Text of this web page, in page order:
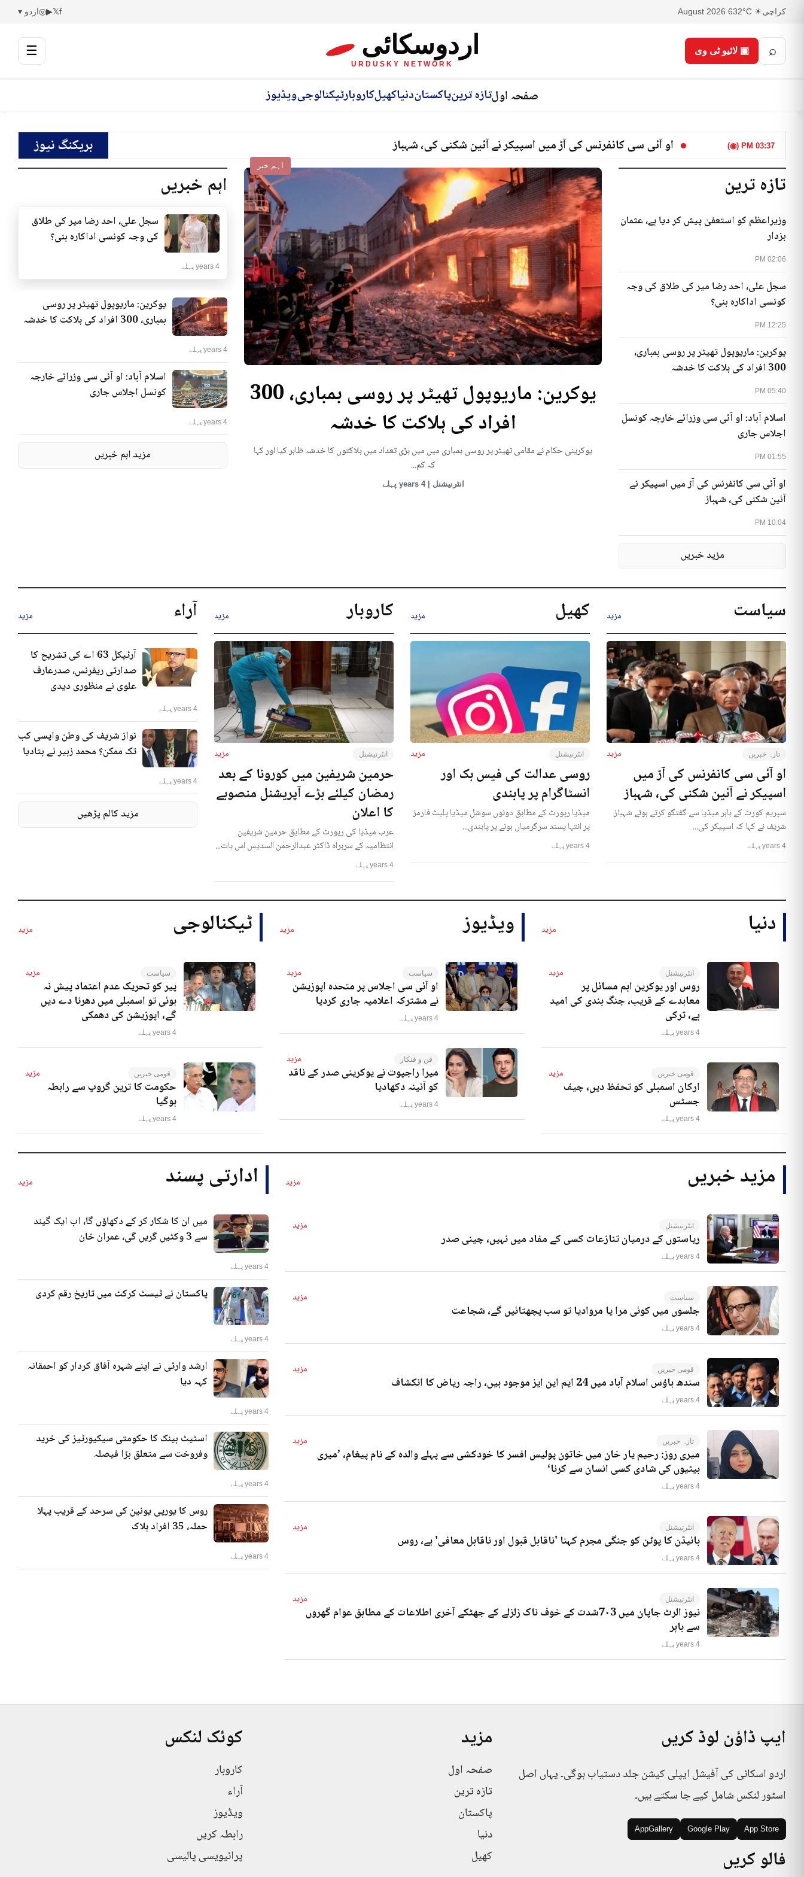
کراچی☀ 32°C
6 August 2026
f
𝕏
▶
◎اردو ▾
⌕ ▣ لائیو ٹی وی اردوسکائی
URDUSKY NETWORK
☰
صفحہ اولتازہ ترینپاکستاندنیاکھیلکاروبارٹیکنالوجیویڈیوز
03:37 PM (◉) او آئی سی کانفرنس کی آڑ میں اسپیکر نے آئین شکنی کی، شہباز بریکنگ نیوز
تازہ ترین
02:06 PM
وزیراعظم کو استعفیٰ پیش کر دیا ہے، عثمان
بزدار
12:25 PM
سجل علی، احد رضا میر کی طلاق کی وجہ
کونسی اداکارہ بنی؟
05:40 PM
یوکرین: ماریوپول تھیٹر پر روسی بمباری،
300 افراد کی ہلاکت کا خدشہ
01:55 PM
اسلام آباد: او آئی سی وزرائے خارجہ کونسل
اجلاس جاری
10:04 PM
او آئی سی کانفرنس کی آڑ میں اسپیکر نے
آئین شکنی کی، شہباز
مزید خبریں
اہم خبر
یوکرین: ماریوپول تھیٹر پر روسی بمباری، 300
افراد کی ہلاکت کا خدشہ
یوکرینی حکام نے مقامی تھیٹر پر روسی بمباری میں میں بڑی تعداد میں ہلاکتوں کا خدشہ ظاہر کیا اور کہا
کہ کم...
انٹرنیشنل | 4 years پہلے
اہم خبریں
سجل علی، احد رضا میر کی طلاق
کی وجہ کونسی اداکارہ بنی؟
4 years پہلے
یوکرین: ماریوپول تھیٹر پر روسی
بمباری، 300 افراد کی ہلاکت کا خدشہ
4 years پہلے
اسلام آباد: او آئی سی وزرائے خارجہ
کونسل اجلاس جاری
4 years پہلے
مزید اہم خبریں
سیاست مزید
تازہ خبریں مزید
او آئی سی کانفرنس کی آڑ میں
اسپیکر نے آئین شکنی کی، شہباز
سپریم کورٹ کے باہر میڈیا سے گفتگو کرتے ہوئے شہباز
شریف نے کہا کہ اسپیکر کی...
4 years پہلے
کھیل مزید
انٹرنیشنل مزید
روسی عدالت کی فیس بک اور
انسٹاگرام پر پابندی
میڈیا رپورٹ کے مطابق دونوں سوشل میڈیا پلیٹ فارمز
پر انتہا پسند سرگرمیاں ہونے پر پابندی...
4 years پہلے
کاروبار مزید
انٹرنیشنل مزید
حرمین شریفین میں کورونا کے بعد
رمضان کیلئے بڑے آپریشنل منصوبے
کا اعلان
عرب میڈیا کی رپورٹ کے مطابق حرمین شریفین
انتظامیہ کے سربراہ ڈاکٹر عبدالرحمٰن السدیس اس بات...
4 years پہلے
آراء مزید
آرٹیکل 63 اے کی تشریح کا
صدارتی ریفرنس، صدرعارف
علوی نے منظوری دیدی
4 years پہلے
نواز شریف کی وطن واپسی کب
تک ممکن؟ محمد زبیر نے بتادیا
4 years پہلے
مزید کالم پڑھیں
دنیا مزید
انٹرنیشنل مزید
روس اور یوکرین اہم مسائل پر
معاہدے کے قریب، جنگ بندی کی امید
ہے، ترکی
4 years پہلے
قومی خبریں مزید
ارکان اسمبلی کو تحفظ دیں، چیف
جسٹس
4 years پہلے
ویڈیوز مزید
سیاست مزید
او آئی سی اجلاس پر متحدہ اپوزیشن
نے مشترکہ اعلامیہ جاری کردیا
4 years پہلے
فن و فنکار مزید
میرا راجپوت نے یوکرینی صدر کے ناقد
کو آئینہ دکھادیا
4 years پہلے
ٹیکنالوجی مزید
سیاست مزید
پیر کو تحریک عدم اعتماد پیش نہ
ہوئی تو اسمبلی میں دھرنا دے دیں
گے، اپوزیشن کی دھمکی
4 years پہلے
قومی خبریں مزید
حکومت کا ترین گروپ سے رابطہ
ہوگیا
4 years پہلے
مزید خبریں مزید
انٹرنیشنل مزید
ریاستوں کے درمیان تنازعات کسی کے مفاد میں نہیں، چینی صدر
4 years پہلے
سیاست مزید
جلسوں میں کوئی مرا یا مروادیا تو سب پچھتائیں گے، شجاعت
4 years پہلے
قومی خبریں مزید
سندھ ہاؤس اسلام آباد میں 24 ایم این ایز موجود ہیں، راجہ ریاض کا انکشاف
4 years پہلے
تازہ خبریں مزید
میری روز: رحیم یار خان میں خاتون پولیس افسر کا خودکشی سے پہلے والدہ کے نام پیغام، ’میری
بیٹیوں کی شادی کسی انسان سے کرنا‘
4 years پہلے
انٹرنیشنل مزید
بائیڈن کا پوٹن کو جنگی مجرم کہنا 'ناقابل قبول اور ناقابل معافی' ہے، روس
4 years پہلے
انٹرنیشنل مزید
نیوز الرٹ جاپان میں 7۰3شدت کے خوف ناک زلزلے کے جھٹکے آخری اطلاعات کے مطابق عوام گھروں
سے باہر
4 years پہلے
ادارتی پسند مزید
میں ان کا شکار کر کے دکھاؤں گا، اب ایک گیند
سے 3 وکٹیں گریں گی، عمران خان
4 years پہلے
پاکستان نے ٹیسٹ کرکٹ میں تاریخ رقم کردی
4 years پہلے
ارشد وارثی نے اپنے شہرہ آفاق کردار کو احمقانہ
کہہ دیا
4 years پہلے
اسٹیٹ بینک کا حکومتی سیکیورٹیز کی خرید
وفروخت سے متعلق بڑا فیصلہ
4 years پہلے
روس کا یورپی یونین کی سرحد کے قریب پہلا
حملہ، 35 افراد ہلاک
4 years پہلے
ایپ ڈاؤن لوڈ کریں
اردو اسکائی کی آفیشل ایپلی کیشن جلد دستیاب ہوگی۔ یہاں اصل
اسٹور لنکس شامل کیے جا سکتے ہیں۔
App Store
Google Play
AppGallery
فالو کریں
مزید
صفحہ اول
تازہ ترین
پاکستان
دنیا
کھیل
کوئک لنکس
کاروبار
آراء
ویڈیوز
رابطہ کریں
پرائیویسی پالیسی